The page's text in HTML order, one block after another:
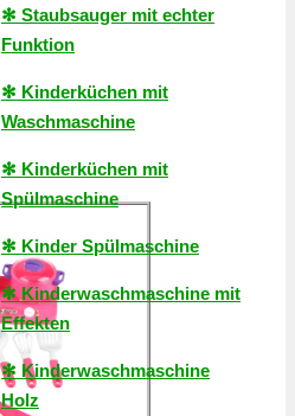
✻ Staubsauger mit echter
Funktion
✻ Kinderküchen mit
Waschmaschine
✻ Kinderküchen mit
Spülmaschine
✻ Kinder Spülmaschine
✻ Kinderwaschmaschine mit
Effekten
✻ Kinderwaschmaschine
Holz